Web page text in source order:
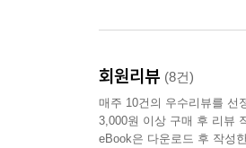
었으면 좋겠다고. 우리
고.
회원리뷰 (8건)
매주 10건의 우수리뷰를 선
3,000원 이상 구매 후 리뷰
eBook은 다운로드 후 작성